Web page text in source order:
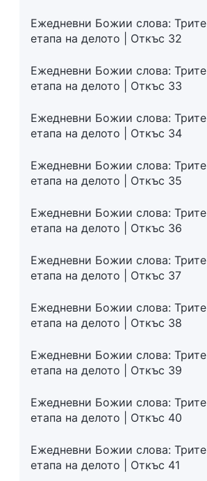
Ежедневни Божии слова: Трите
етапа на делото | Откъс 32
Ежедневни Божии слова: Трите
етапа на делото | Откъс 33
Ежедневни Божии слова: Трите
етапа на делото | Откъс 34
Ежедневни Божии слова: Трите
етапа на делото | Откъс 35
Ежедневни Божии слова: Трите
етапа на делото | Откъс 36
Ежедневни Божии слова: Трите
етапа на делото | Откъс 37
Ежедневни Божии слова: Трите
етапа на делото | Откъс 38
Ежедневни Божии слова: Трите
етапа на делото | Откъс 39
Ежедневни Божии слова: Трите
етапа на делото | Откъс 40
Ежедневни Божии слова: Трите
етапа на делото | Откъс 41